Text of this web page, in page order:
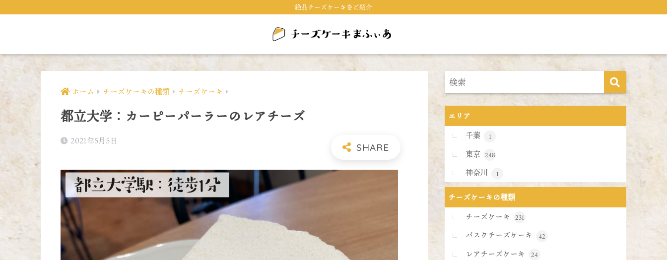
絶品チーズケーキをご紹介
ホーム チーズケーキの種類 チーズケーキ
都立大学：カーピーパーラーのレアチーズ
2021年5月5日
エリア
千葉
1
東京 248
神奈川 1
チーズケーキの種類
チーズケーキ
231
バスクチーズケーキ 42
レアチーズケーキ 24